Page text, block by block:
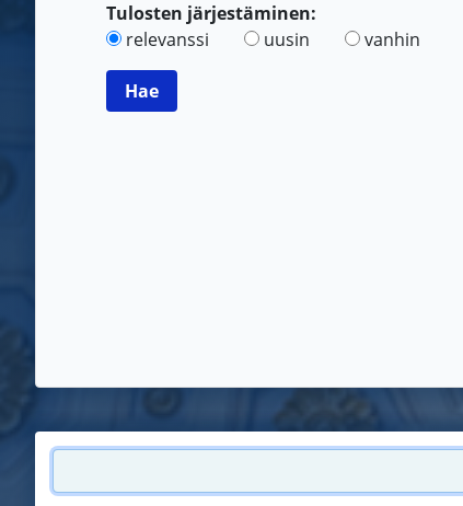
Tulosten järjestäminen:
relevanssi
uusin vanhin